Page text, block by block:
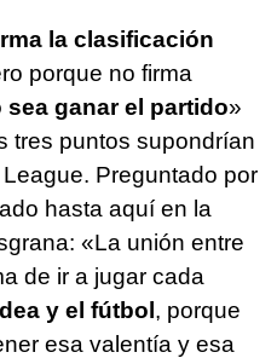
la clasificación
porque no firma
sea ganar el partido»
tres puntos supondrían
Preguntado por
hasta aquí en la
«La unión entre
de ir a jugar cada
y el fútbol, porque
esa valentía y esa